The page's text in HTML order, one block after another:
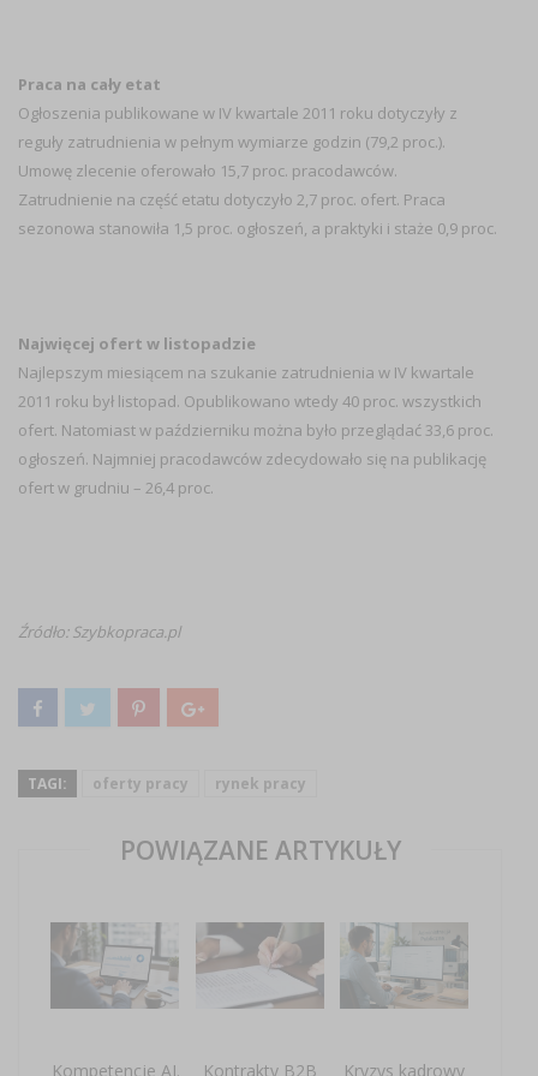
Praca na cały etat
Ogłoszenia publikowane w IV kwartale 2011 roku dotyczyły z
reguły zatrudnienia w pełnym wymiarze godzin (79,2 proc.).
Umowę zlecenie oferowało 15,7 proc. pracodawców.
Zatrudnienie na część etatu dotyczyło 2,7 proc. ofert. Praca
sezonowa stanowiła 1,5 proc. ogłoszeń, a praktyki i staże 0,9 proc.
Najwięcej ofert w listopadzie
Najlepszym miesiącem na szukanie zatrudnienia w IV kwartale
2011 roku był listopad. Opublikowano wtedy 40 proc. wszystkich
ofert. Natomiast w październiku można było przeglądać 33,6 proc.
ogłoszeń. Najmniej pracodawców zdecydowało się na publikację
ofert w grudniu – 26,4 proc.
Źródło: Szybkopraca.pl
TAGI: oferty pracy rynek pracy
POWIĄZANE ARTYKUŁY
Kompetencje AI.
Kontrakty B2B
Kryzys kadrowy